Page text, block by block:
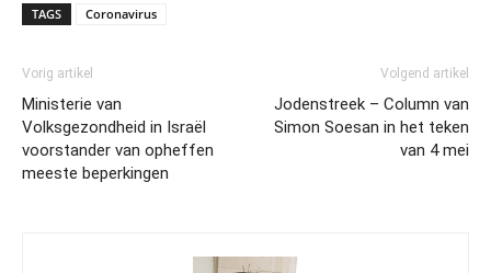
TAGS Coronavirus
Vorig artikel
Ministerie van
Volksgezondheid in Israël
voorstander van opheffen
meeste beperkingen
Volgend artikel
Jodenstreek – Column van
Simon Soesan in het teken
van 4 mei